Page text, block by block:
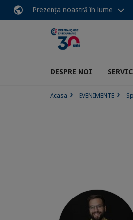
Prezența noastră în lume
DESPRE NOI
Acasa EVENIMENTE